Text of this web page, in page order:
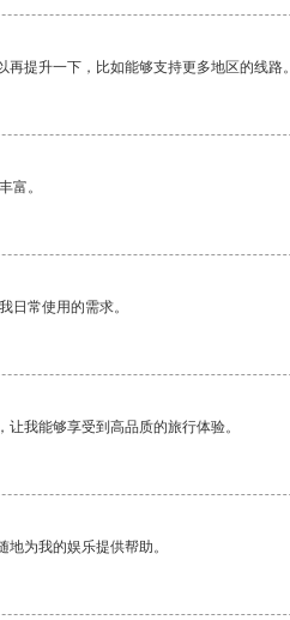
提升一下，比如能够支持更多地区的线路。
富。
日常使用的需求。
我能够享受到高品质的旅行体验。
为我的娱乐提供帮助。